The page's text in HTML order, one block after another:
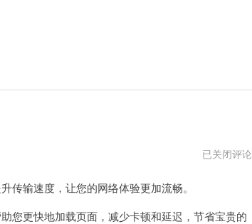
乐
npv
已关闭评论
输速度，让您的网络体验更加流畅。
更快地加载页面，减少卡顿和延迟，节省宝贵的